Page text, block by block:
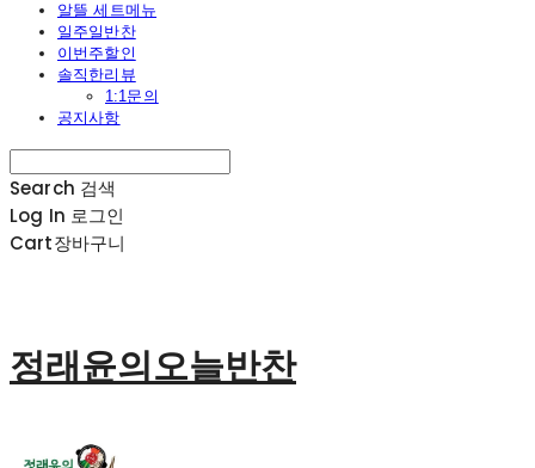
알뜰 세트메뉴
일주일반찬
이번주할인
솔직한리뷰
1:1문의
공지사항
Search 검색
Log In 로그인
Cart장바구니
정래윤의오늘반찬